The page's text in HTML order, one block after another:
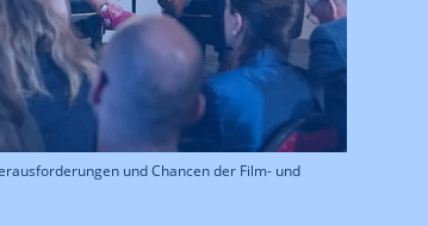
und Chancen der Film- und